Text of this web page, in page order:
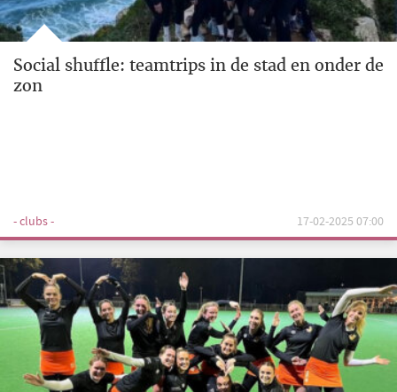
Social shuffle: teamtrips in de stad en onder de
zon
- clubs - 17-02-2025 07:00